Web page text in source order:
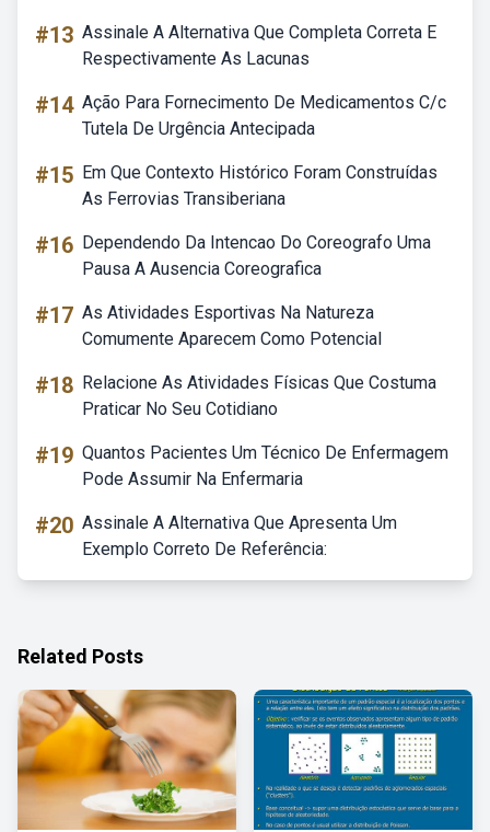
#13 Assinale A Alternativa Que Completa Correta E
Respectivamente As Lacunas
#14 Ação Para Fornecimento De Medicamentos C/c
Tutela De Urgência Antecipada
#15 Em Que Contexto Histórico Foram Construídas
As Ferrovias Transiberiana
#16 Dependendo Da Intencao Do Coreografo Uma
Pausa A Ausencia Coreografica
#17 As Atividades Esportivas Na Natureza
Comumente Aparecem Como Potencial
#18 Relacione As Atividades Físicas Que Costuma
Praticar No Seu Cotidiano
#19 Quantos Pacientes Um Técnico De Enfermagem
Pode Assumir Na Enfermaria
#20 Assinale A Alternativa Que Apresenta Um
Exemplo Correto De Referência:
Related Posts